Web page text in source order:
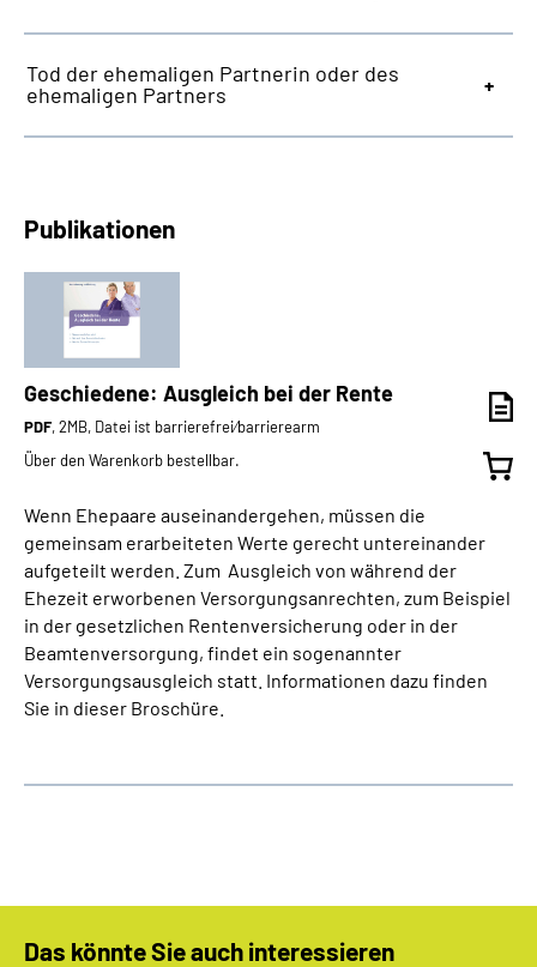
Tod der ehemaligen Partnerin oder des
ehemaligen Partners
Publikationen
Geschiedene: Ausgleich bei der Rente
PDF, 2MB, Datei ist barrierefrei⁄barrierearm
Über den Warenkorb bestellbar.
Wenn Ehepaare auseinandergehen, müssen die
gemeinsam erarbeiteten Werte gerecht untereinander
aufgeteilt werden. Zum Ausgleich von während der
Ehezeit erworbenen Versorgungsanrechten, zum Beispiel
in der gesetzlichen Rentenversicherung oder in der
Beamtenversorgung, findet ein sogenannter
Versorgungsausgleich statt. Informationen dazu finden
Sie in dieser Broschüre.
Das könnte Sie auch interessieren